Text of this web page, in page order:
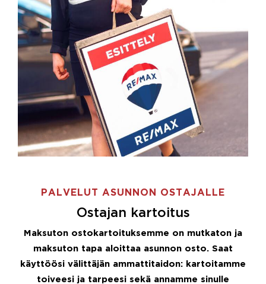
PALVELUT ASUNNON OSTAJALLE
Ostajan kartoitus
Maksuton ostokartoituksemme on mutkaton ja
maksuton tapa aloittaa asunnon osto. Saat
käyttöösi välittäjän ammattitaidon: kartoitamme
toiveesi ja tarpeesi sekä annamme sinulle